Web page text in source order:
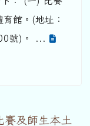
館。(地址：
號)。 ...
及師生本土